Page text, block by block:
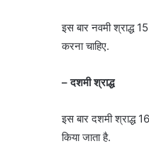
इस बार नवमी श्राद्ध
करना चाहिए.
– दशमी श्राद्ध
इस बार दशमी श्राद्ध
किया जाता है.